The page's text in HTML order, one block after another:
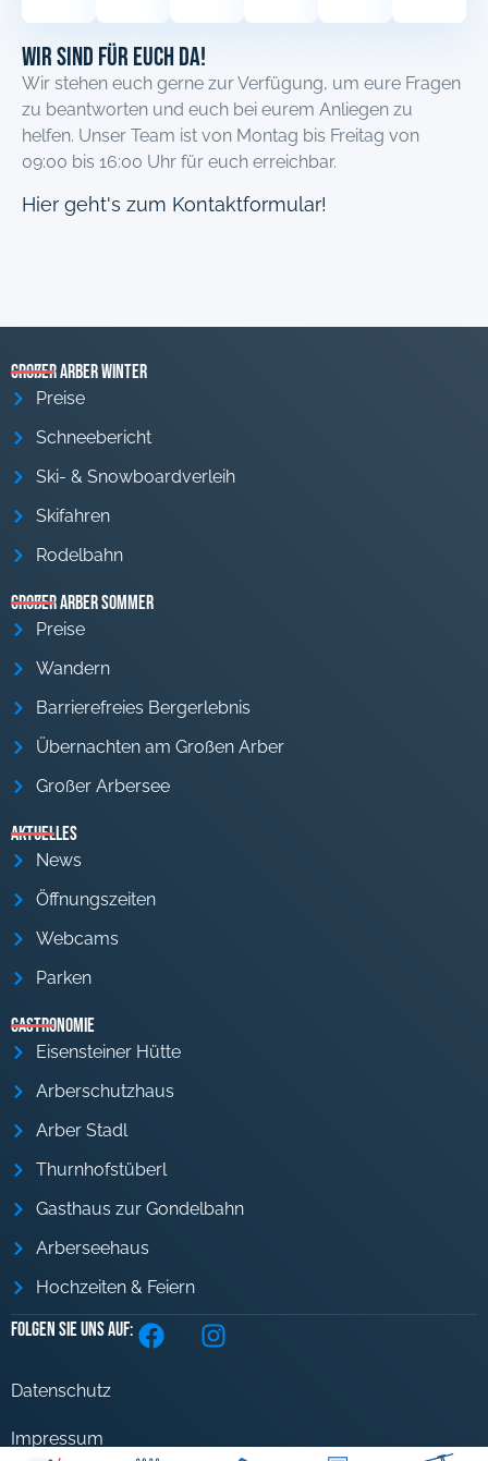
Wir sind für euch Da!
Wir stehen euch gerne zur Verfügung, um eure Fragen
zu beantworten und euch bei eurem Anliegen zu
helfen. Unser Team ist von Montag bis Freitag von
09:00 bis 16:00 Uhr für euch erreichbar.
Hier geht's zum Kontaktformular!
Großer Arber Winter
Preise
Schneebericht
Ski- & Snowboardverleih
Skifahren
Rodelbahn
Großer Arber Sommer
Preise
Wandern
Barrierefreies Bergerlebnis
Übernachten am Großen Arber
Großer Arbersee
Aktuelles
News
Öffnungszeiten
Webcams
Parken
Gastronomie
Eisensteiner Hütte
Arberschutzhaus
Arber Stadl
Thurnhofstüberl
Gasthaus zur Gondelbahn
Arberseehaus
Hochzeiten & Feiern
Folgen Sie uns auf:
Datenschutz
Impressum